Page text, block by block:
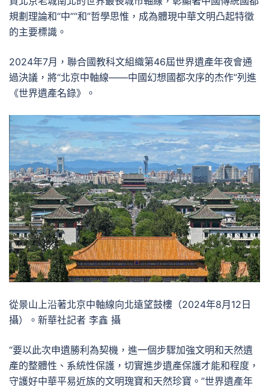
規劃理論和“中”“和”哲學思惟，成為體現中華文明凸起特徵
的主要標識。
2024年7月，聯合國教科文組織第46屆世界遺產年夜會通
過決議，將“北京中軸線——中國幻想國都次序的杰作”列進
《世界遺產名錄》。
從景山上沿著北京中軸線向北遠望鼓樓（2024年8月12日
攝）。新華社記者 李鑫 攝
“要以此次申遺勝利為契機，進一個步驟加強文明和天然遺
產的整體性、系統性保護，切實進步遺產保護才能和程度，
守護好中華平易近族的文明瑰寶和天然珍寶。”世界遺產年